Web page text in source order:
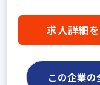
求人詳細
この企業